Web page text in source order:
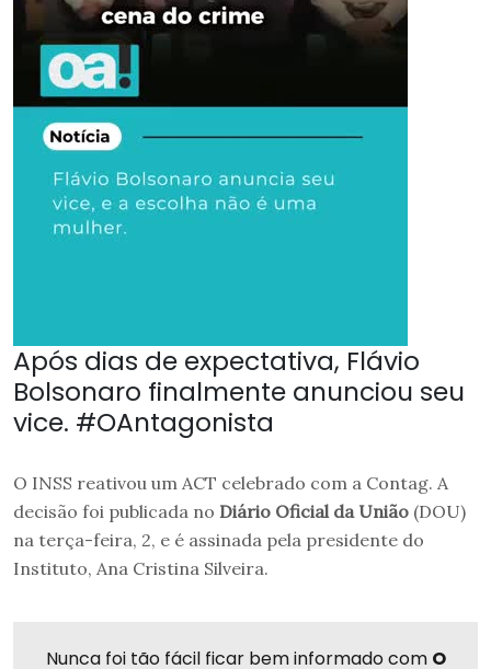
Após dias de expectativa, Flávio
Bolsonaro finalmente anunciou seu
vice. #OAntagonista
O INSS reativou um ACT celebrado com a Contag. A
decisão foi publicada no Diário Oficial da União (DOU)
na terça-feira, 2, e é assinada pela presidente do
Instituto, Ana Cristina Silveira.
Nunca foi tão fácil ficar bem informado com O